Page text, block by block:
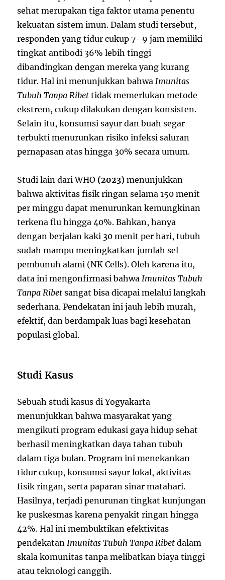
sehat merupakan tiga faktor utama penentu
kekuatan sistem imun. Dalam studi tersebut,
responden yang tidur cukup 7–9 jam memiliki
tingkat antibodi 36% lebih tinggi
dibandingkan dengan mereka yang kurang
tidur. Hal ini menunjukkan bahwa Imunitas
Tubuh Tanpa Ribet tidak memerlukan metode
ekstrem, cukup dilakukan dengan konsisten.
Selain itu, konsumsi sayur dan buah segar
terbukti menurunkan risiko infeksi saluran
pernapasan atas hingga 30% secara umum.
Studi lain dari WHO (2023) menunjukkan
bahwa aktivitas fisik ringan selama 150 menit
per minggu dapat menurunkan kemungkinan
terkena flu hingga 40%. Bahkan, hanya
dengan berjalan kaki 30 menit per hari, tubuh
sudah mampu meningkatkan jumlah sel
pembunuh alami (NK Cells). Oleh karena itu,
data ini mengonfirmasi bahwa Imunitas Tubuh
Tanpa Ribet sangat bisa dicapai melalui langkah
sederhana. Pendekatan ini jauh lebih murah,
efektif, dan berdampak luas bagi kesehatan
populasi global.
Studi Kasus
Sebuah studi kasus di Yogyakarta
menunjukkan bahwa masyarakat yang
mengikuti program edukasi gaya hidup sehat
berhasil meningkatkan daya tahan tubuh
dalam tiga bulan. Program ini menekankan
tidur cukup, konsumsi sayur lokal, aktivitas
fisik ringan, serta paparan sinar matahari.
Hasilnya, terjadi penurunan tingkat kunjungan
ke puskesmas karena penyakit ringan hingga
42%. Hal ini membuktikan efektivitas
pendekatan Imunitas Tubuh Tanpa Ribet dalam
skala komunitas tanpa melibatkan biaya tinggi
atau teknologi canggih.